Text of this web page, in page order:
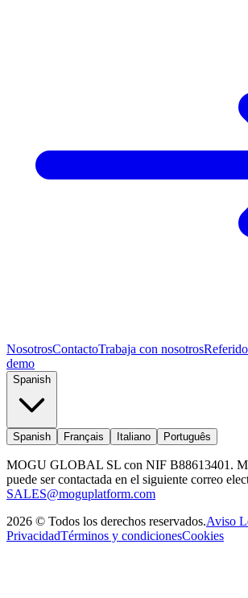
NosotrosContactoTrabaja con nosotros
demo
Spanish
Spanish Français Italiano Português
MOGU GLOBAL SL con NIF B88613401.
puede ser contactada en el siguiente correo
SALES@moguplatform.com
2026 © Todos los derechos reservados.Aviso
PrivacidadTérminos y condicionesCookies